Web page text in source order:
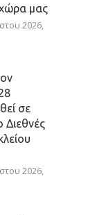
μας
2026,
σε
Διεθνές
2026,